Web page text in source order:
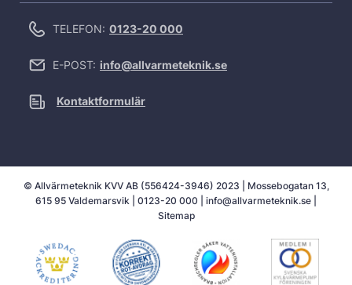
TELEFON: 0123-20 000
E-POST: info@allvarmeteknik.se
Kontaktformulär
© Allvärmeteknik KVV AB (556424-3946) 2023 | Mossebogatan 13,
615 95 Valdemarsvik | 0123-20 000 info@allvarmeteknik.se
Sitemap